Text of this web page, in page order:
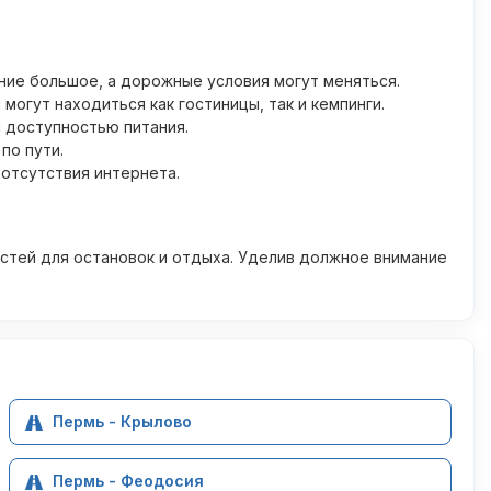
большое, а дорожные условия могут меняться.
находиться как гостиницы, так и кемпинги.
питания.
пути.
интернета.
для остановок и отдыха. Уделив должное внимание
Пермь - Крылово
Пермь - Феодосия